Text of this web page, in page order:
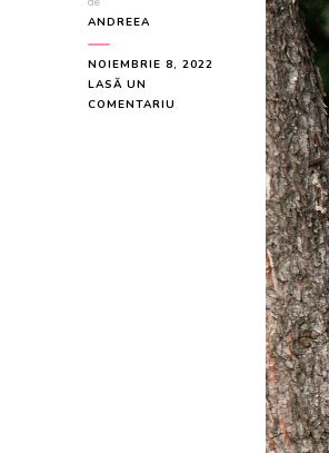
ANDREEA
NOIEMBRIE 8, 2022
LASĂ UN
COMENTARIU